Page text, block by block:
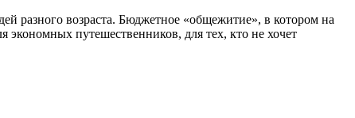
разного возраста. Бюджетное «общежитие», в котором на
путешественников, для тех, кто не хочет